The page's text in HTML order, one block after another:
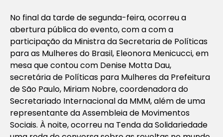
No final da tarde de segunda-feira, ocorreu a
abertura pública do evento, com a com a
participação da Ministra da Secretaria de Políticas
para as Mulheres do Brasil, Eleonora Menicucci, em
mesa que contou com Denise Motta Dau,
secretária de Políticas para Mulheres da Prefeitura
de São Paulo, Miriam Nobre, coordenadora do
Secretariado Internacional da MMM, além de uma
representante da Assembleia de Movimentos
Sociais. À noite, ocorreu na Tenda da Solidariedade